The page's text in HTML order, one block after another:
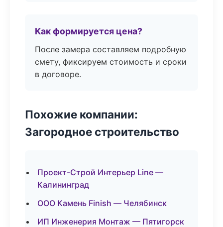
Как формируется цена?
После замера составляем подробную
смету, фиксируем стоимость и сроки
в договоре.
Похожие компании:
Загородное строительство
Проект-Строй Интерьер Line —
Калининград
ООО Камень Finish — Челябинск
ИП Инженерия Монтаж — Пятигорск